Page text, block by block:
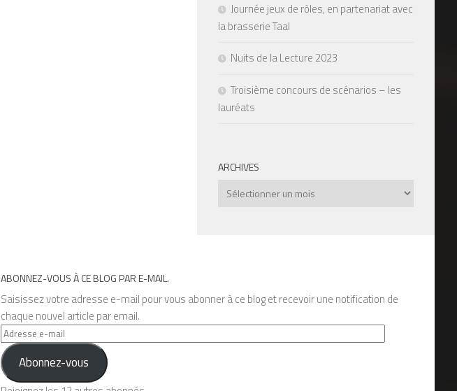
Journée jeux de rôles, en partenariat avec
la brasserie Taal
Nuits de la Lecture 2023
Troisième concours de scénarios – les
lauréats
ARCHIVES
Archives
ABONNEZ-VOUS À CE BLOG PAR E-MAIL.
Saisissez votre adresse e-mail pour vous abonner à ce blog et recevoir une notification de
chaque nouvel article par email.
Adresse
e-
mail Abonnez-vous